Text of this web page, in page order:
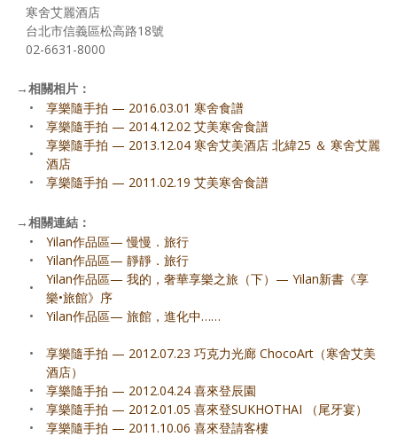
寒舍艾麗酒店
台北市信義區松高路18號
02-6631-8000
→相關相片：
•
享樂隨手拍 — 2016.03.01 寒舍食譜
•
享樂隨手拍 — 2014.12.02 艾美寒舍食譜
•
享樂隨手拍 — 2013.12.04 寒舍艾美酒店 北緯25 ＆ 寒舍艾麗
酒店
•
享樂隨手拍 — 2011.02.19 艾美寒舍食譜
→相關連結：
•
Yilan作品區— 慢慢．旅行
•
Yilan作品區— 靜靜．旅行
•
Yilan作品區— 我的，奢華享樂之旅（下）— Yilan新書《享
樂•旅館》序
•
Yilan作品區— 旅館，進化中……
•
享樂隨手拍 — 2012.07.23 巧克力光廊 ChocoArt（寒舍艾美
酒店）
•
享樂隨手拍 — 2012.04.24 喜來登辰園
•
享樂隨手拍 — 2012.01.05 喜來登SUKHOTHAI （尾牙宴）
•
享樂隨手拍 — 2011.10.06 喜來登請客樓